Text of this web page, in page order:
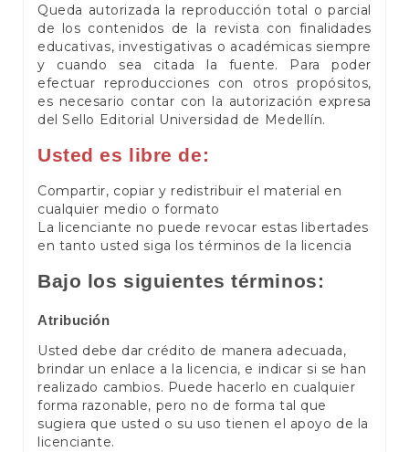
Queda autorizada la reproducción total o parcial
de los contenidos de la revista con finalidades
educativas, investigativas o académicas siempre
y cuando sea citada la fuente. Para poder
efectuar reproducciones con otros propósitos,
es necesario contar con la autorización expresa
del Sello Editorial Universidad de Medellín.
Usted es libre de:
Compartir, copiar y redistribuir el material en
cualquier medio o formato
La licenciante no puede revocar estas libertades
en tanto usted siga los términos de la licencia
Bajo los siguientes términos:
Atribución
Usted debe dar crédito de manera adecuada,
brindar un enlace a la licencia, e indicar si se han
realizado cambios. Puede hacerlo en cualquier
forma razonable, pero no de forma tal que
sugiera que usted o su uso tienen el apoyo de la
licenciante.